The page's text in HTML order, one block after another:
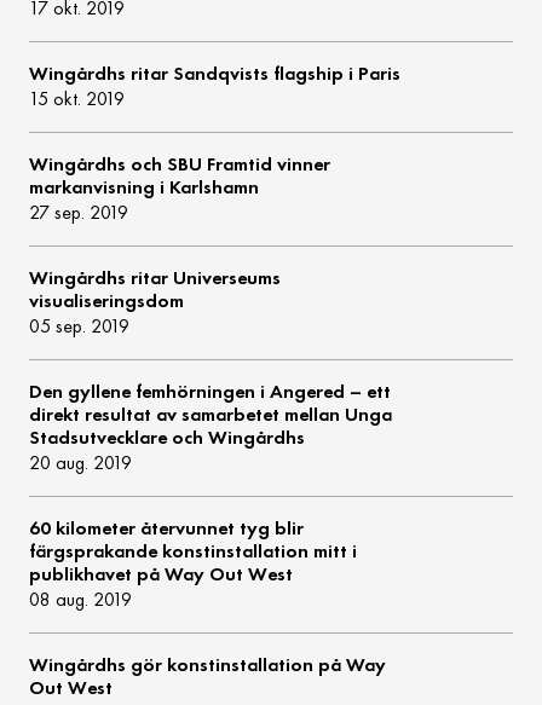
17 okt. 2019
Wingårdhs ritar Sandqvists flagship i Paris
15 okt. 2019
Wingårdhs och SBU Framtid vinner
markanvisning i Karlshamn
27 sep. 2019
Wingårdhs ritar Universeums
visualiseringsdom
05 sep. 2019
Den gyllene femhörningen i Angered – ett
direkt resultat av samarbetet mellan Unga
Stadsutvecklare och Wingårdhs
20 aug. 2019
60 kilometer återvunnet tyg blir
färgsprakande konstinstallation mitt i
publikhavet på Way Out West
08 aug. 2019
Wingårdhs gör konstinstallation på Way
Out West